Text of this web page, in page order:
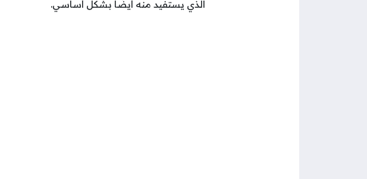
الذي يستفيد منه أيضًا بشكل أساسي.